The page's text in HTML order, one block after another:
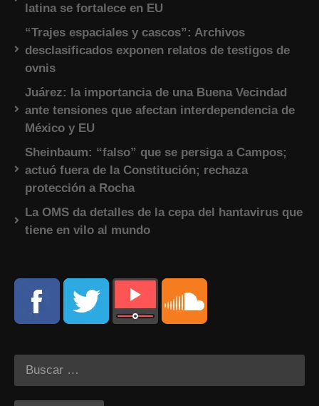
latina se fortalece en EU
“Trajes espaciales y cascos”: Archivos
desclasificados exponen relatos de testigos de
ovnis
Juárez: la importancia de una Buena Vecindad
ante tensiones que afectan interdependencia de
México y EU
Sheinbaum: “falso” que se persiga a Campos;
actuó fuera de la Constitución; rechaza
protección a Rocha
La OMS da detalles de la cepa del hantavirus que
tiene en vilo al mundo